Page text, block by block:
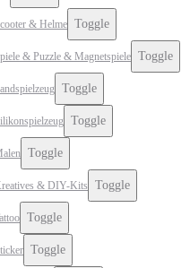
& Helme Toggle
& Puzzle & Magnetspiele Toggle
Toggle
Toggle
Toggle
& DIY-Kits Toggle
Toggle
Toggle